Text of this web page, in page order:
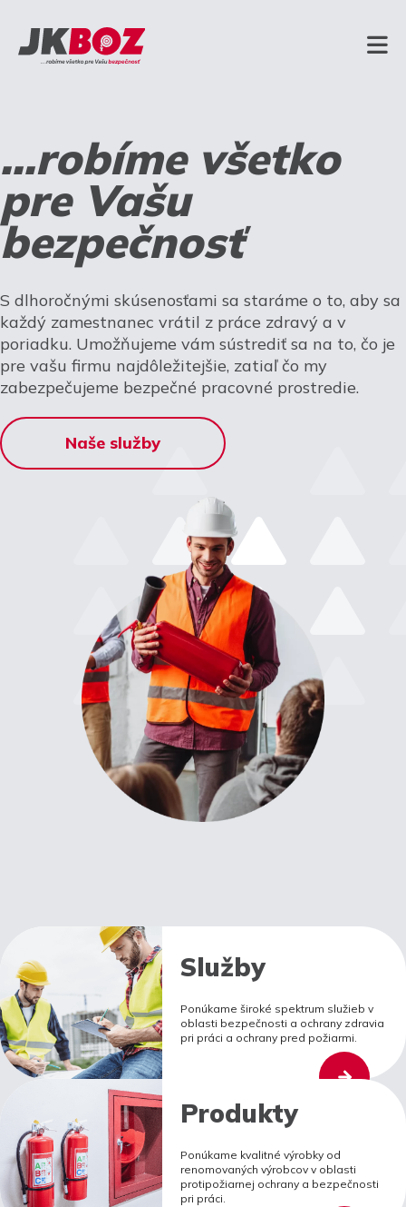
...robíme všetko
pre Vašu
bezpečnosť
S dlhoročnými skúsenosťami sa staráme o to, aby sa
každý zamestnanec vrátil z práce zdravý a v
poriadku. Umožňujeme vám sústrediť sa na to, čo je
pre vašu firmu najdôležitejšie, zatiaľ čo my
zabezpečujeme bezpečné pracovné prostredie.
Naše služby
Služby
Ponúkame široké spektrum služieb v
oblasti bezpečnosti a ochrany zdravia
pri práci a ochrany pred požiarmi.
Produkty
Ponúkame kvalitné výrobky od
renomovaných výrobcov v oblasti
protipožiarnej ochrany a bezpečnosti
pri práci.